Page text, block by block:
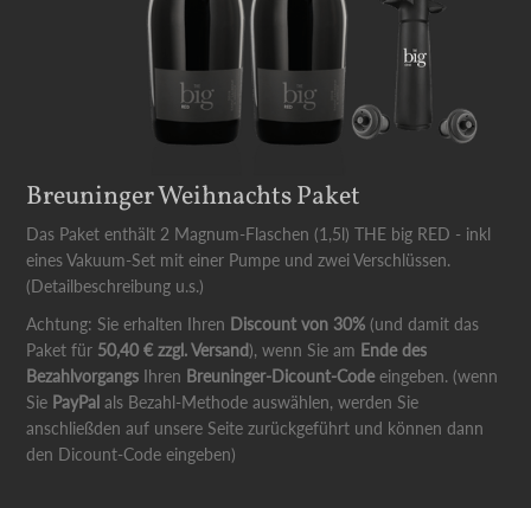
Breuninger Weihnachts Paket
Das Paket enthält 2 Magnum-Flaschen (1,5l) THE big RED - inkl
eines Vakuum-Set mit einer Pumpe und zwei Verschlüssen.
(Detailbeschreibung u.s.)
Achtung: Sie erhalten Ihren Discount von 30% (und damit das
Paket für 50,40 € zzgl. Versand), wenn Sie am Ende des
Bezahlvorgangs Ihren Breuninger-Dicount-Codeeingeben. (wenn
Sie PayPal als Bezahl-Methode auswählen, werden Sie
anschließden auf unsere Seite zurückgeführt und können dann
den Dicount-Code eingeben)